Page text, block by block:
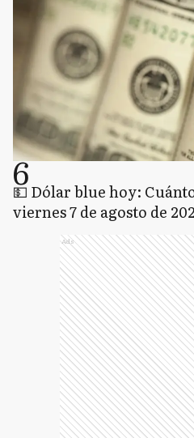
6
💵 Dólar blue hoy:
viernes 7 de agosto de
Ads